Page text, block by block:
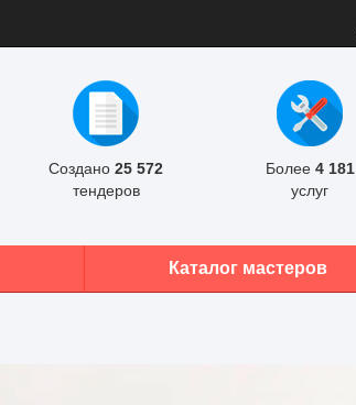
Создано 25 572
тендеров
Более 4 181
услуг
Каталог мастеров